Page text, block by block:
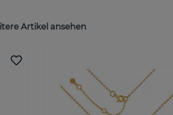
Artikel ansehen